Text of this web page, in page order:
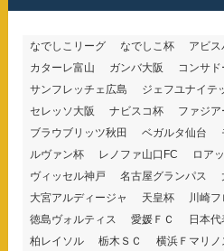
なでしこリーグ なでしこ杯 アビス
カターレ富山
ガンバ大阪 コンサ
サンフレッチェ広島
ジェフユナイテ
セレッソ大阪
ナビスコ杯
ファジア
ブラウブリッツ秋田
ベガルタ仙台
ルヴァン杯
レノファ山口FC ロア
ヴィッセル神戸
名古屋グランパス
大宮アルディージャ
天皇杯
川崎
徳島ヴォルティス
愛媛ＦＣ 日本代
柏レイソル
栃木ＳＣ 横浜Ｆマリノ